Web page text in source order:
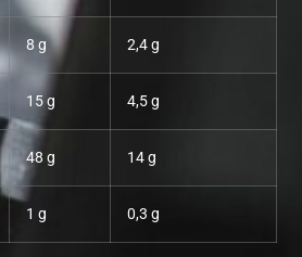
8 g 2,4 g
15 g 4,5 g
48 g 14 g
1 g 0,3 g